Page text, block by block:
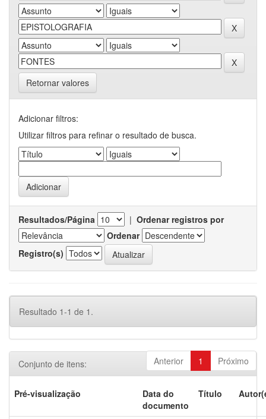
Retornar valores
Adicionar filtros:
Utilizar filtros para refinar o resultado de busca.
Resultados/Página | Ordenar registros por
Ordenar
Registro(s)
Resultado 1-1 de 1.
Anterior 1 Próximo
Conjunto de itens:
Pré-visualização
Data do
documento
Título